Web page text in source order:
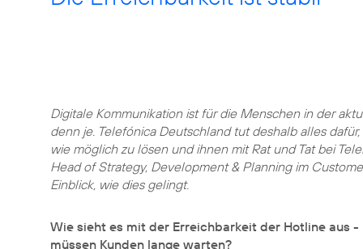
Digitale Kommunikation ist für die Menschen in der
denn je. Telefónica Deutschland tut deshalb alles
wie möglich zu lösen und ihnen mit Rat und Tat bei
Head of Strategy, Development & Planning im
Einblick, wie dies gelingt.
Wie sieht es mit der Erreichbarkeit der Hotline aus -
müssen Kunden lange warten?